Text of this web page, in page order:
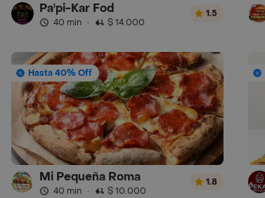
Pa'pi-Kar Fod
40 min · $ 14.000
1.5
Hasta 40% Off
Mi Pequeña Roma
40 min · $ 10.000
1.8